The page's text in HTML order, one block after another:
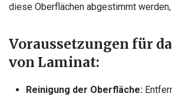
diese Oberflächen abgestimmt
Voraussetzungen für
von Laminat:
Reinigung der Oberfläche: